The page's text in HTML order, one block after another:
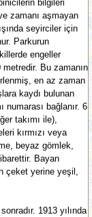
bilgileri
zamanı aşmayan
seyirciler için
Parkurun
engeller
Bu zamanın
en az zaman
kaydı bulunan
numarası bağlanır. 6
takımı ile),
kırmızı veya
beyaz gömlek,
Bayan
çeket yerine yeşil,
1913 yılında